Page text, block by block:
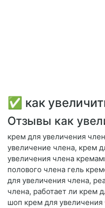
✅ как
Отзывы как
крем для увеличения
увеличение члена, крем
увеличения члена
полового члена гель
для увеличения члена,
члена, работает ли крем
шоп крем для